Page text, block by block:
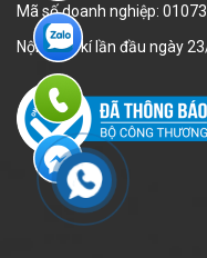
Mã số doanh nghiệp:
Nội đăng kí lần đầu ngày